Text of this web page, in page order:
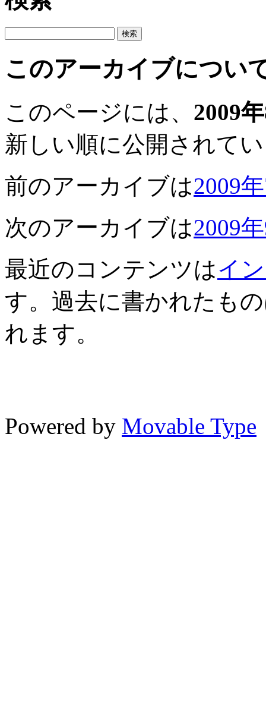
このアーカイブについ
このページには、 2009
新しい順に公開されて
前のアーカイブは2009
次のアーカイブは2009
最近のコンテンツはイ
す。過去に書かれたも
れます。
Powered by Movable Type